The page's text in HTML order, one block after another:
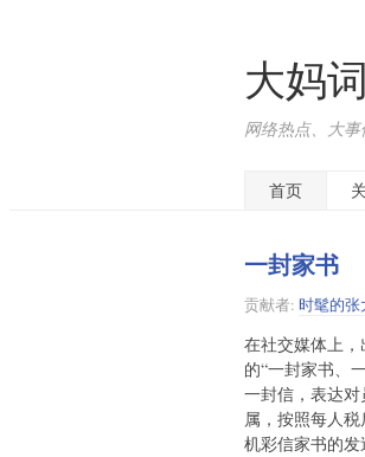
大妈
网络热点、大
首页
一封家书
贡献者: 时髦的张
在社交媒体上
的“一封家书、
一封信，表达
属，按照每人
机彩信家书的